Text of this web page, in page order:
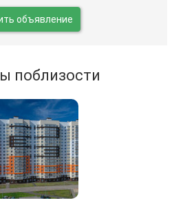
объявление
поблизости